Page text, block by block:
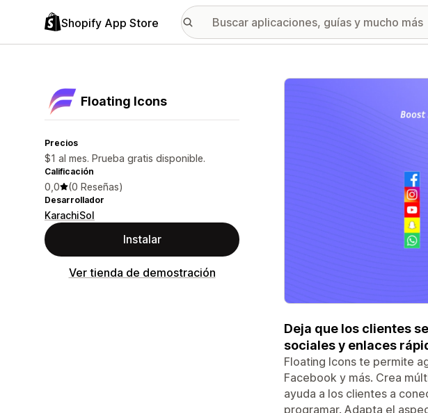
Shopify App Store
Floating Icons
Precios
$1 al mes. Prueba gratis disponible.
Calificación
0,0 (0 Reseñas)
Desarrollador
KarachiSol
Instalar
Ver tienda de demostración
Galería de imágenes
Deja que los clientes
sociales y enlaces
Floating Icons te permite
Facebook y más. Crea
ayuda a los clientes a
programar. Adapta el